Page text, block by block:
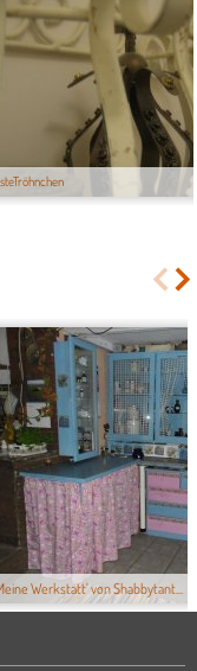
Werkstatt' von Shabbytant...